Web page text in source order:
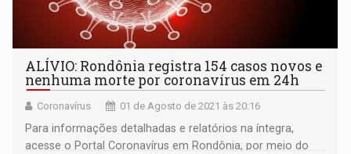
ALÍVIO: Rondônia registra 154 casos novos e
nenhuma morte por coronavírus em 24h
Coronavírus 01 de Agosto de 2021 às 20:16
Para informações detalhadas e relatórios na íntegra,
acesse o Portal Coronavírus em Rondônia, por meio do